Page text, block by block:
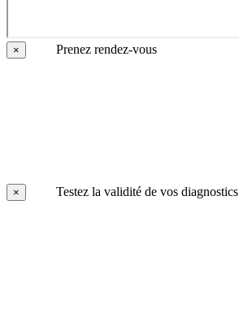
× Prenez rendez-vous
× Testez la validité de vos diagnostics